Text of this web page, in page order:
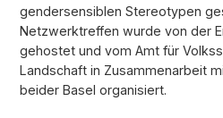
gendersensiblen Stereotypen
Netzwerktreffen wurde von der
gehostet und vom Amt für
Landschaft in Zusammenarbeit
beider Basel organisiert.